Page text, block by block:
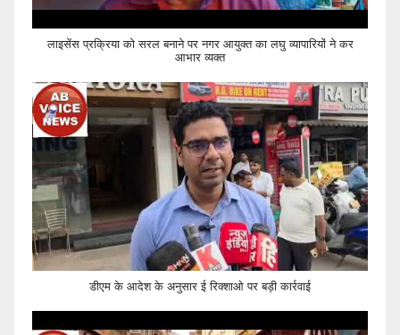
लाइसेंस प्रक्रिया को सरल बनाने पर नगर आयुक्त का लघु व्यापारियों ने कर
आभार व्यक्त
डीएम के आदेश के अनुसार ई रिक्शाओ पर बड़ी कार्रवाई